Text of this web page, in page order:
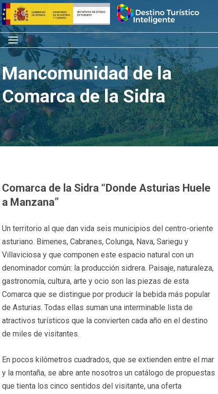
Saltar
al
contenido
Inicio
Menú
Mancomunidad de la
Comarca de la Sidra
Comarca de la Sidra “Donde Asturias Huele
a Manzana”
Un territorio al que dan vida seis municipios del centro-oriente
asturiano. Bimenes, Cabranes, Colunga, Nava, Sariegu y
Villaviciosa y que componen este espacio natural con un
denominador común: la producción sidrera. Paisaje, naturaleza,
gastronomía, cultura, arte y ocio son las piezas de esta
Comarca que se distingue por producir la bebida más popular
de Asturias. Todas ellas suman una interminable lista de
atractivos turísticos que la convierten cada año en el destino
de miles de visitantes.
En pocos kilómetros cuadrados, que se extienden entre el mar
y la montaña, se abre ante nosotros un catálogo de propuestas
que tienta los cinco sentidos del visitante, una oferta